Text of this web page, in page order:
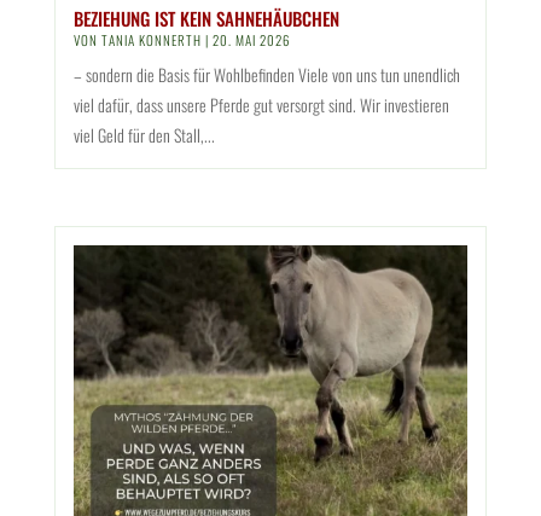
BEZIEHUNG IST KEIN SAHNEHÄUBCHEN
VON TANIA KONNERTH | 20. MAI 2026
– sondern die Basis für Wohlbefinden Viele von uns tun unendlich
viel dafür, dass unsere Pferde gut versorgt sind. Wir investieren
viel Geld für den Stall,...